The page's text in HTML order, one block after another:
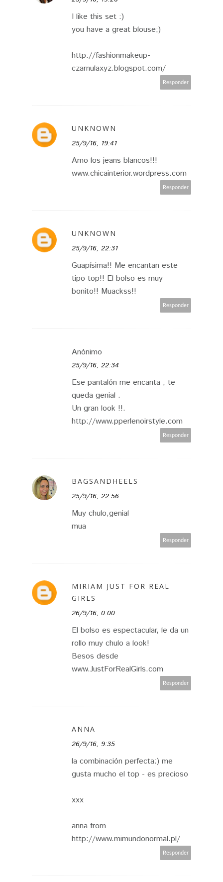
I like this set :)
you have a great blouse;)
http://fashionmakeup-
czarnulaxyz.blogspot.com/
Responder
UNKNOWN
25/9/16, 19:41
Amo los jeans blancos!!!
www.chicainterior.wordpress.com
Responder
UNKNOWN
25/9/16, 22:31
Guapísima!! Me encantan este
tipo top!! El bolso es muy
bonito!! Muackss!!
Responder
Anónimo
25/9/16, 22:34
Ese pantalón me encanta , te
queda genial .
Un gran look !!.
http://www.pperlenoirstyle.com
Responder
BAGSANDHEELS
25/9/16, 22:56
Muy chulo,genial
mua
Responder
MIRIAM JUST FOR REAL
GIRLS
26/9/16, 0:00
El bolso es espectacular, le da un
rollo muy chulo a look!
Besos desde
www.JustForRealGirls.com
Responder
ANNA
26/9/16, 9:35
la combinación perfecta:) me
gusta mucho el top - es precioso
xxx
anna from
http://www.mimundonormal.pl/
Responder